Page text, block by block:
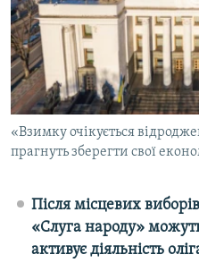
СПЕЦПРОЄКТИ
ПОДКАСТИ
КРИМ РЕАЛІЇ
РУС
УКР
ДОЛУЧАЙСЯ!
«Взимку очікується
прагнуть зберегти свої
Після місцевих
«Слуга народу»
активує діяльність